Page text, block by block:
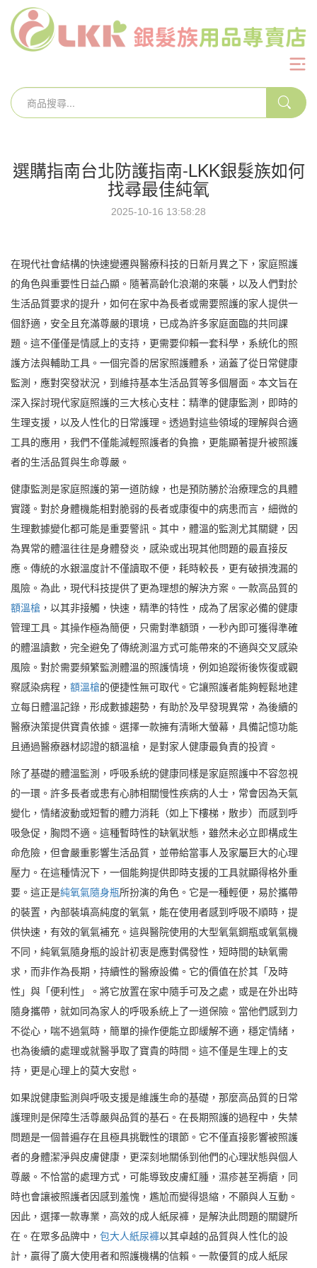
選購指南台北防護指南-LKK銀髮族如何
找尋最佳純氧
2025-10-16 13:58:28
在現代社會結構的快速變遷與醫療科技的日新月異之下，家庭照護
的角色與重要性日益凸顯。隨著高齡化浪潮的來襲，以及人們對於
生活品質要求的提升，如何在家中為長者或需要照護的家人提供一
個舒適，安全且充滿尊嚴的環境，已成為許多家庭面臨的共同課
題。這不僅僅是情感上的支持，更需要仰賴一套科學，系統化的照
護方法與輔助工具。一個完善的居家照護體系，涵蓋了從日常健康
監測，應對突發狀況，到維持基本生活品質等多個層面。本文旨在
深入探討現代家庭照護的三大核心支柱：精準的健康監測，即時的
生理支援，以及人性化的日常護理。透過對這些領域的理解與合適
工具的應用，我們不僅能減輕照護者的負擔，更能顯著提升被照護
者的生活品質與生命尊嚴。
健康監測是家庭照護的第一道防線，也是預防勝於治療理念的具體
實踐。對於身體機能相對脆弱的長者或康復中的病患而言，細微的
生理數據變化都可能是重要警訊。其中，體溫的監測尤其關鍵，因
為異常的體溫往往是身體發炎，感染或出現其他問題的最直接反
應。傳統的水銀溫度計不僅讀取不便，耗時較長，更有破損洩漏的
風險。為此，現代科技提供了更為理想的解決方案。一款高品質的
額溫槍 ，以其非接觸，快速，精準的特性，成為了居家必備的健康
管理工具。其操作極為簡便，只需對準額頭，一秒內即可獲得準確
的體溫讀數，完全避免了傳統測溫方式可能帶來的不適與交叉感染
風險。對於需要頻繁監測體溫的照護情境，例如追蹤術後恢復或觀
察感染病程， 額溫槍的便捷性無可取代。它讓照護者能夠輕鬆地建
立每日體溫記錄，形成數據趨勢，有助於及早發現異常，為後續的
醫療決策提供寶貴依據。選擇一款擁有清晰大螢幕，具備記憶功能
且通過醫療器材認證的額溫槍，是對家人健康最負責的投資。
除了基礎的體溫監測，呼吸系統的健康同樣是家庭照護中不容忽視
的一環。許多長者或患有心肺相關慢性疾病的人士，常會因為天氣
變化，情緒波動或短暫的體力消耗（如上下樓梯，散步）而感到呼
吸急促，胸悶不適。這種暫時性的缺氧狀態，雖然未必立即構成生
命危險，但會嚴重影響生活品質，並帶給當事人及家屬巨大的心理
壓力。在這種情況下，一個能夠提供即時支援的工具就顯得格外重
要。這正是純氧氣隨身瓶所扮演的角色。它是一種輕便，易於攜帶
的裝置，內部裝填高純度的氧氣，能在使用者感到呼吸不順時，提
供快速，有效的氧氣補充。這與醫院使用的大型氧氣鋼瓶或氧氣機
不同，純氧氣隨身瓶的設計初衷是應對偶發性，短時間的缺氧需
求，而非作為長期，持續性的醫療設備。它的價值在於其「及時
性」與「便利性」。將它放置在家中隨手可及之處，或是在外出時
隨身攜帶，就如同為家人的呼吸系統上了一道保險。當他們感到力
不從心，喘不過氣時，簡單的操作便能立即緩解不適，穩定情緒，
也為後續的處理或就醫爭取了寶貴的時間。這不僅是生理上的支
持，更是心理上的莫大安慰。
如果說健康監測與呼吸支援是維護生命的基礎，那麼高品質的日常
護理則是保障生活尊嚴與品質的基石。在長期照護的過程中，失禁
問題是一個普遍存在且極具挑戰性的環節。它不僅直接影響被照護
者的身體潔淨與皮膚健康，更深刻地關係到他們的心理狀態與個人
尊嚴。不恰當的處理方式，可能導致皮膚紅腫，濕疹甚至褥瘡，同
時也會讓被照護者因感到羞愧，尷尬而變得退縮，不願與人互動。
因此，選擇一款專業，高效的成人紙尿褲，是解決此問題的關鍵所
在。在眾多品牌中， 包大人紙尿褲以其卓越的品質與人性化的設
計，贏得了廣大使用者和照護機構的信賴。一款優質的成人紙尿